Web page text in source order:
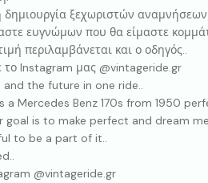
δημιουργία ξεχωριστών
ευγνώμων που θα είμαστε
περιλαμβάνεται και ο οδηγός..
το Instagram μας @vintageride.gr
and the future in one ride..
a Mercedes Benz 170s from 1950
goal is to make perfect and dream
to be a part of it..
@vintageride.gr